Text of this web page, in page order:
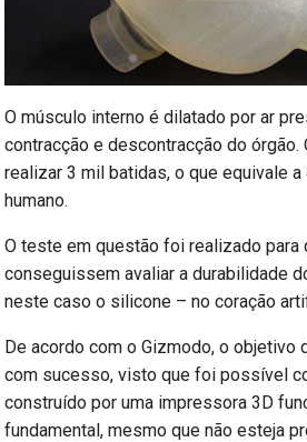
O músculo interno é dilatado por ar
contracção e descontracção do
realizar 3 mil batidas, o que equivale
humano.
O teste em questão foi realizado para
conseguissem avaliar a durabilidade
neste caso o silicone – no coração
De acordo com o Gizmodo, o objetivo
com sucesso, visto que foi possível
construído por uma impressora 3D
fundamental, mesmo que não esteja